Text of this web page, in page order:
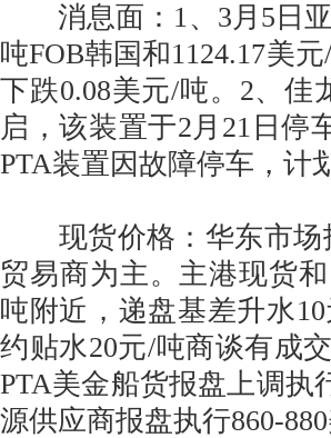
消息面：1、3月5日亚
吨FOB韩国和1124.17美
下跌0.08美元/吨。2、佳
启，该装置于2月21日停
PTA装置因故障停车，计
现货价格：华东市场
贸易商为主。主港现货
吨附近，递盘基差升水
约贴水20元/吨商谈有成
PTA美金船货报盘上调执
源供应商报盘执行860-